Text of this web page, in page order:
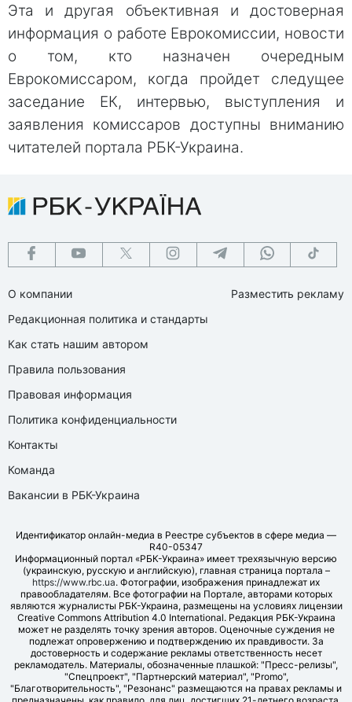
Эта и другая объективная и достоверная
информация о работе Еврокомиссии, новости
о том, кто назначен очередным
Еврокомиссаром, когда пройдет следущее
заседание ЕК, интервью, выступления и
заявления комиссаров доступны вниманию
читателей портала РБК-Украина.
О компании
Редакционная политика и стандарты
Как стать нашим автором
Правила пользования
Правовая информация
Политика конфиденциальности
Контакты
Команда
Вакансии в РБК-Украина
Разместить рекламу
Идентификатор онлайн-медиа в Реестре субъектов в сфере медиа —
R40-05347
Информационный портал «РБК-Украина» имеет трехязычную версию
(украинскую, русскую и английскую), главная страница портала –
https://www.rbc.ua. Фотографии, изображения принадлежат их
правообладателям. Все фотографии на Портале, авторами которых
являются журналисты РБК-Украина, размещены на условиях лицензии
Creative Commons Attribution 4.0 International. Редакция РБК-Украина
может не разделять точку зрения авторов. Оценочные суждения не
подлежат опровержению и подтверждению их правдивости. За
достоверность и содержание рекламы ответственность несет
рекламодатель. Материалы, обозначенные плашкой: "Пресс-релизы",
"Спецпроект", "Партнерский материал", "Promo",
"Благотворительность", "Резонанс" размещаются на правах рекламы и